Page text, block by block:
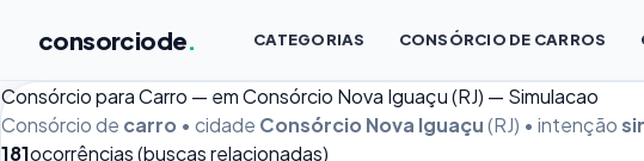
consorciode. CATEGORIAS CONSÓRCIO DE CARROS
Consórcio para Carro — em Consórcio Nova Iguaçu (RJ) — Simulacao
Consórcio de carro • cidade Consórcio Nova Iguaçu(RJ) • intenção
181ocorrências (buscas relacionadas)